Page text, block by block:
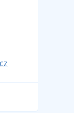
připravte